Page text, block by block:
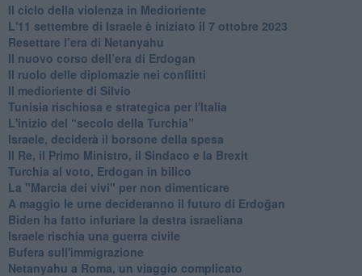
Il ciclo della violenza in Medioriente
L'11 settembre di Israele è iniziato il 7 ottobre 2023
Resettare l’era di Netanyahu
​Il nuovo corso dell’era di Erdogan
Il ruolo delle diplomazie nei conflitti
Il medioriente di Silvio
Tunisia rischiosa e strategica per l'Italia
L'inizio del “secolo della Turchia”
Israele, deciderà il borsone della spesa
Il Re, il Primo Ministro, il Sindaco e la Brexit
Turchia al voto, Erdogan in bilico
La "Marcia dei vivi" per non dimenticare
A maggio le urne decideranno il futuro di Erdoğan
Biden ha fatto infuriare la destra israeliana
Israele rischia una guerra civile
Bufera sull'immigrazione
Netanyahu a Roma, un viaggio complicato